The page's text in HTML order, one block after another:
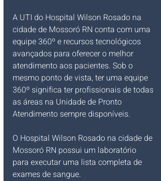
A UTI do Hospital Wilson Rosado na
cidade de Mossoró RN conta com uma
equipe 360º e recursos tecnológicos
avançados para oferecer o melhor
atendimento aos pacientes. Sob o
mesmo ponto de vista, ter uma equipe
360º significa ter profissionais de todas
as áreas na Unidade de Pronto
Atendimento sempre disponíveis.
O Hospital Wilson Rosado na cidade de
Mossoró RN possui um laboratório
para executar uma lista completa de
exames de sangue.